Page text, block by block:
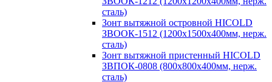
сталь)
Зонт вытяжной островной HICOLD
ЗВООК-1512 (1200х1500х400мм, нерж.
сталь)
Зонт вытяжной пристенный HICOLD
ЗВПОК-0808 (800х800х400мм, нерж.
сталь)